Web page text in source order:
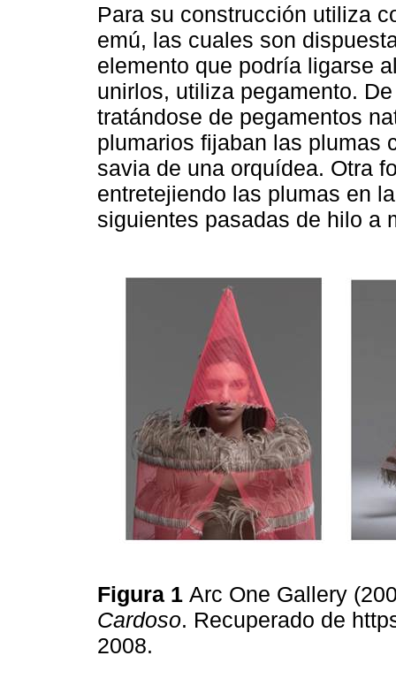
Para su construcción utiliza
emú, las cuales son
elemento que podría ligarse
unirlos, utiliza pegamento.
tratándose de pegamentos
plumarios fijaban las plumas
savia de una orquídea. Otra
entretejiendo las plumas en
siguientes pasadas de hilo a
Figura 1 Arc One Gallery
Cardoso. Recuperado de
2008.